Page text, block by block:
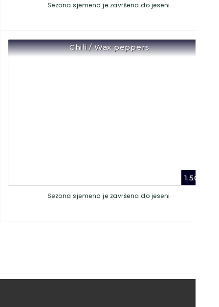
Sezona sjemena je završena do jeseni.
Chili / Wax peppers
1,50
Sezona sjemena je završena do jeseni.